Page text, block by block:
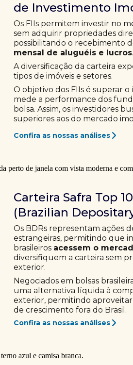
de Investimento
Os FIIs permitem investir no
sem adquirir propriedades
possibilitando o recebimento
mensal de aluguéis e lucros.
A diversificação da carteira
tipos de imóveis e setores.
O objetivo dos FIIs é superar o
mede a performance dos
bolsa. Assim, os investidores
superiores aos do mercado
Confira as nossas análises
Carteira Safra Top
(Brazilian
Os BDRs representam ações
estrangeiras, permitindo que
brasileiros acessem o
diversifiquem a carteira sem
exterior.
Negociados em bolsas
uma alternativa líquida à
exterior, permitindo
de crescimento fora do Brasil.
Confira as nossas análises